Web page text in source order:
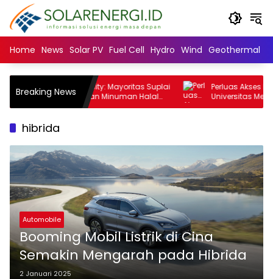
Langsung
konten
Home News Solar PV Fuel Cell Hydro Wind Geothermal
Breaking News
FEM IPB University: Mayoritas Suplai
Makanan dan Minuman Halal
Negara Muslim Minoritas
Perluas Akses
Universitas Mercu
SNBT 2026
hibrida
Automobile
Booming Mobil Listrik di Cina
Semakin Mengarah pada Hibrida
2 Januari 2025